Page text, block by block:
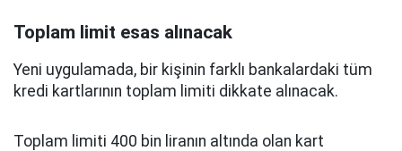
Toplam limit esas alınacak
Yeni uygulamada, bir kişinin farklı bankalardaki tüm
kredi kartlarının toplam limiti dikkate alınacak.
Toplam limiti 400 bin liranın altında olan kart